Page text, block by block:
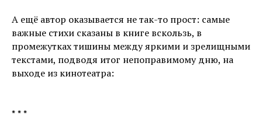
А ещё автор оказывается не так-то прост: самые
важные стихи сказаны в книге вскользь, в
промежутках тишины между яркими и зрелищными
текстами, подводя итог непоправимому дню, на
выходе из кинотеатра:
* * *